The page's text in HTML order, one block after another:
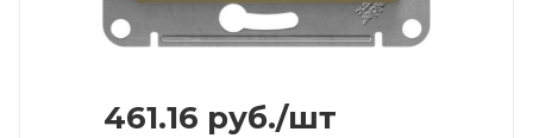
461.16 руб./шт